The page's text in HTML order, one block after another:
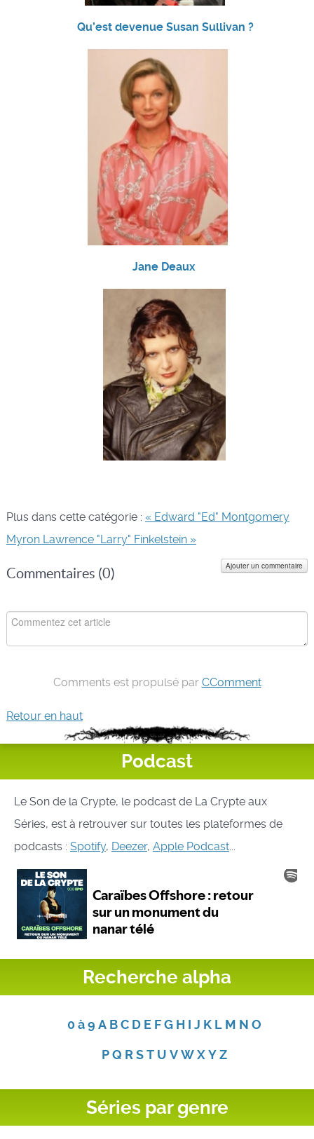
Qu’est devenue Susan Sullivan ?
Jane Deaux
Plus dans cette catégorie : « Edward "Ed" Montgomery
Myron Lawrence "Larry" Finkelstein »
Commentaires (0)
Ajouter un commentaire
Comments est propulsé par CComment
Retour en haut
Podcast
Le Son de la Crypte, le podcast de La Crypte aux
Séries, est à retrouver sur toutes les plateformes de
podcasts : Spotify, Deezer, Apple Podcast
Recherche alpha
0 à 9 A B C D E F G H I J K L M N O
P Q R S T U V W X Y Z
Séries par genre